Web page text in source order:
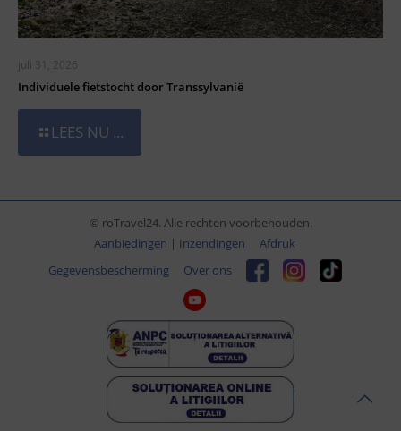
juli 31, 2026
Individuele fietstocht door Transsylvanië
LEES NU ...
© roTravel24. Alle rechten voorbehouden.
Aanbiedingen | Inzendingen
Afdruk
Gegevensbescherming
Over ons